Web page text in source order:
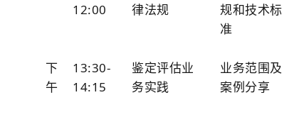
12:00
律法规
规和技术标
准
下
午
13:30-
14:15
鉴定评估业
务实践
业务范围及
案例分享